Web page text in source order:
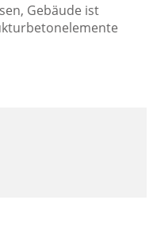
Gebäude ist